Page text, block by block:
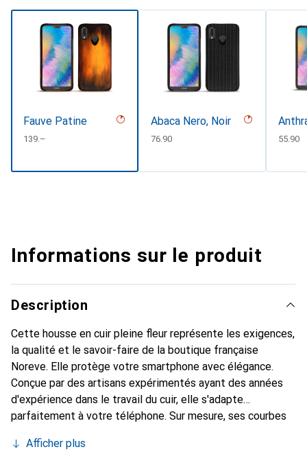
Fauve Patine
CHF
139.–
Abaca Nero, Noir
CHF
76.90 CHF
55.90
Informations sur le produit
Description
Cette housse en cuir pleine fleur représente les exigences,
la qualité et le savoir-faire de la boutique française
Noreve. Elle protège votre smartphone avec élégance.
Conçue par des artisans expérimentés ayant des années
d'expérience dans le travail du cuir, elle s'adapte
parfaitement à votre téléphone. Sur mesure, ses courbes
devient l'accessoire chic et indispensable pour votre
Afficher plus